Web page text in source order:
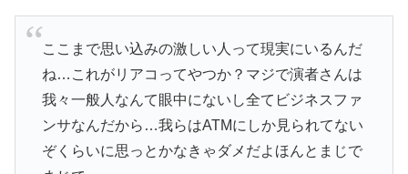
ここまで思い込みの激しい人って現実にいるんだ
ね…これがリアコってやつか？マジで演者さんは
我々一般人なんて眼中にないし全てビジネスファ
ンサなんだから…我らはATMにしか見られてない
ぞくらいに思っとかなきゃダメだよほんとまじで